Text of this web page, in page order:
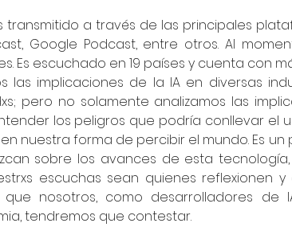
transmitido a través de las principales
Google Podcast, entre otros. Al
Es escuchado en 19 países y cuenta con
las implicaciones de la IA en diversas
pero no solamente analizamos las
los peligros que podría conllevar el
nuestra forma de percibir el mundo. Es
sobre los avances de esta
escuchas sean quienes reflexionen
que nosotros, como desarrolladores de
tendremos que contestar.